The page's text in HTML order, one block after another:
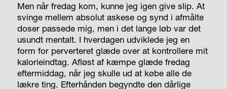
Men når fredag kom, kunne jeg igen give slip. At
svinge mellem absolut askese og synd i afmålte
doser passede mig, men i det lange løb var det
usundt mentalt. I hverdagen udviklede jeg en
form for perverteret glæde over at kontrollere mit
kalorieindtag. Afløst af kæmpe glæde fredag
eftermiddag, når jeg skulle ud at købe alle de
lækre ting. Efterhånden begyndte den dårlige